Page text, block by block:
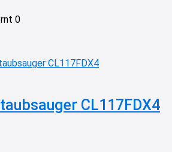
0
CL117FDX4